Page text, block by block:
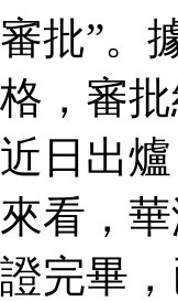
審批”。
格，審
近日出
來看，
證完畢